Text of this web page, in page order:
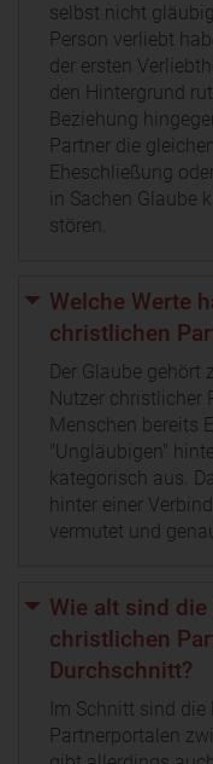
selbst nicht
Person verliebt
der ersten
den Hintergrund
Beziehung
Partner die
Eheschließung
in Sachen Glaube
stören.
Welche Werte
christlichen
Der Glaube gehört
Nutzer christlicher
Menschen bereits
"Ungläubigen"
kategorisch aus.
hinter einer
vermutet und
Wie alt sind
christlichen
Durchschnitt?
Im Schnitt sind
Partnerportalen